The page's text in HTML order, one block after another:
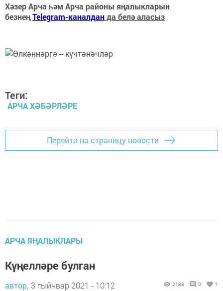
Хәзер Арча һәм Арча районы яңалыкларын
безнеңTelegram-каналданда белә аласыз
Теги:
АРЧА ХӘБӘРЛӘРЕ
Перейти на страницу новости
АРЧА ЯҢАЛЫКЛАРЫ
Күңелләре булган
автор, 3 гыйнвар 2021 - 10:12 2188 0 1